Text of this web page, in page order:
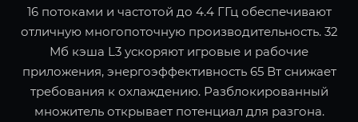
16 потоками и частотой до 4.4 ГГц обеспечивают
отличную многопоточную производительность. 32
Мб кэша L3 ускоряют игровые и рабочие
приложения, энергоэффективность 65 Вт снижает
требования к охлаждению. Разблокированный
множитель открывает потенциал для разгона.